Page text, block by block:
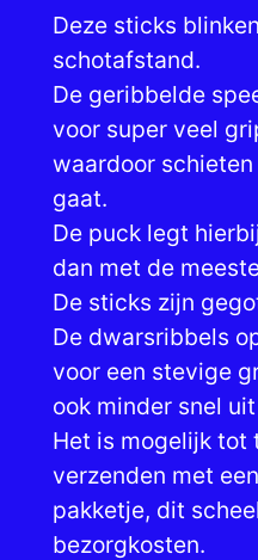
0
s
t
i
c
k
s
e
t
(
s
o
f
t
)
a
Deze sticks
schotafstand.
De geribbelde
voor super veel
waardoor
gaat.
De puck legt
dan met de
De sticks zijn
De dwarsribbels
voor een stevige
ook minder snel
Het is mogelijk tot
verzenden met
pakketje, dit
bezorgkosten.